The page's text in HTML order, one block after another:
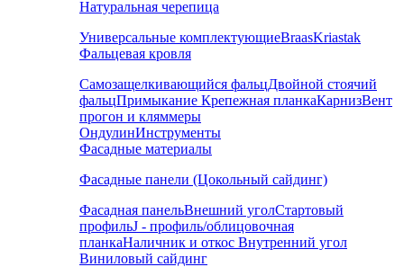
Натуральная черепица
Универсальные комплектующиеBraasKriastak
Фальцевая кровля
Самозащелкивающийся фальцДвойной стоячий
фальцПримыкание Крепежная планкаКарнизВент
прогон и кляммеры
ОндулинИнструменты
Фасадные материалы
Фасадные панели (Цокольный сайдинг)
Фасадная панельВнешний уголСтартовый
профильJ - профиль/облицовочная
планкаНаличник и откос Внутренний угол
Виниловый сайдинг